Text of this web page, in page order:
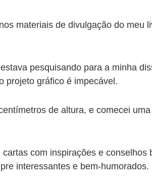
materiais de divulgação do meu
pesquisando para a minha
projeto gráfico é impecável.
de altura, e comecei
com inspirações e
interessantes e bem-humorados.